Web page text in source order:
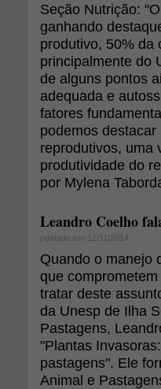
Seção Nutrição:
ganhando
produtivo, 50% da
principalmente do
de alguns pontos
adequada e
fatores
podemos
reprodutivos, uma
produtividade do
por Mylena
Leandro Coelho
postado em 12/11/2014
Quando o manejo
que
tratar deste
da Unesp de Ilha
Pastagens,
"Plantas
pastagens". Ele
Animal e